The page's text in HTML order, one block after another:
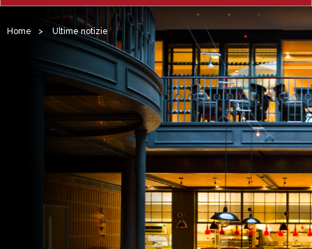
Home > Ultime notizie